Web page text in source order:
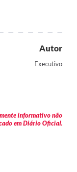
Autor
Executivo
informativo não
em Diário Oficial.